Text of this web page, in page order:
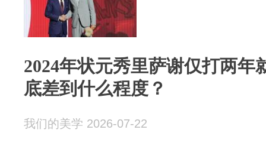
2024年状元秀里萨谢仅打两年
底差到什么程度？
我们的美学 2026-07-22